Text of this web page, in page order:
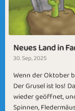
Neues Land in
30. Sep, 2025
Wenn der Oktober
Der Grusel ist los!
wieder geöffnet,
Spinnen,